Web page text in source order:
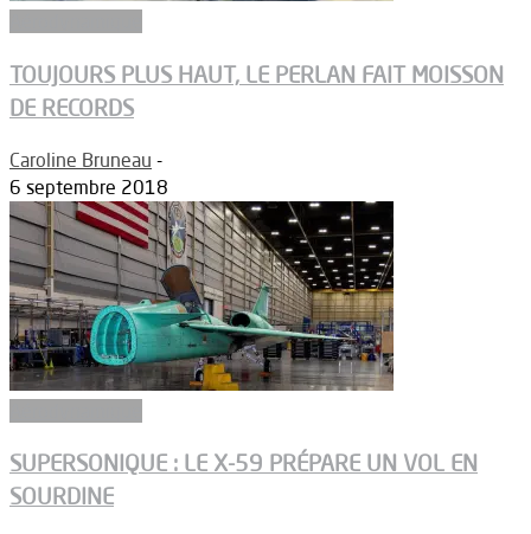
TOUJOURS PLUS HAUT, LE PERLAN FAIT MOISSON
DE RECORDS
Caroline Bruneau -
6 septembre 2018
SUPERSONIQUE : LE X-59 PRÉPARE UN VOL EN
SOURDINE